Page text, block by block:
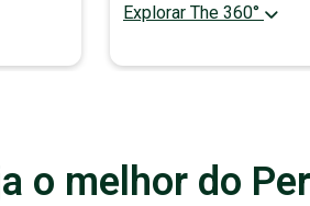
Explorar The 360°
o melhor do